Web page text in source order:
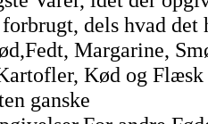
dels hvad det
Margarine,
Kød og
ganske